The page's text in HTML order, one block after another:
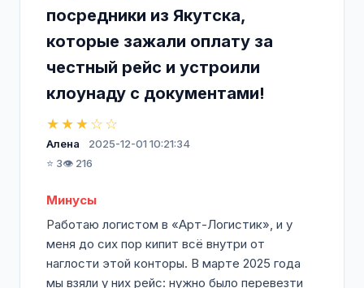
посредники из Якутска,
которые зажали оплату за
честный рейс и устроили
клоунаду с документами!
★★★☆☆
Алена
2025-12-01 10:21:34
⭐ 3👁️ 216
Минусы
Работаю логистом в «Арт-Логистик», и у
меня до сих пор кипит всё внутри от
наглости этой конторы. В марте 2025 года
мы взяли у них рейс: нужно было перевезти